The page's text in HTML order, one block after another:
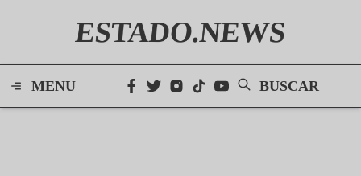
ESTADO.NEWS
MENU BUSCAR